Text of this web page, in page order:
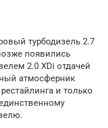
турбодизель 2.7
появились
2.0 XDi отдачей
атмосферник
и только